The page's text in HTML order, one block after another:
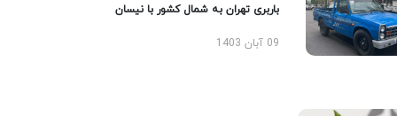
باربری تهران به شمال کشور با نیسان
09 آبان 1403